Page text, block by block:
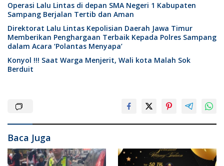
Operasi Lalu Lintas di depan SMA Negeri 1 Kabupaten
Sampang Berjalan Tertib dan Aman
Direktorat Lalu Lintas Kepolisian Daerah Jawa Timur
Memberikan Penghargaan Terbaik Kepada Polres Sampang
dalam Acara ‘Polantas Menyapa’
Konyol !!! Saat Warga Menjerit, Wali kota Malah Sok
Berduit
Baca Juga